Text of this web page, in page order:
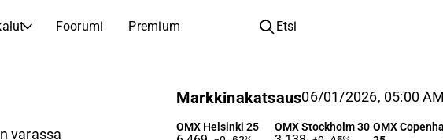
Foorumi Premium Etsi
varassa
Markkinakatsaus06/01/2026, 05:00 AM
OMX Helsinki 25 OMX Stockholm 30 OMX